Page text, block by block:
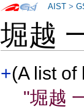
堀越
+(A list
"堀越
AIST >